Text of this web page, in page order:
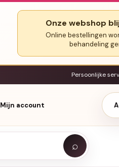
Onze webshop
Online bestellingen
behandeling
Persoonlijke
Mijn account
⌕